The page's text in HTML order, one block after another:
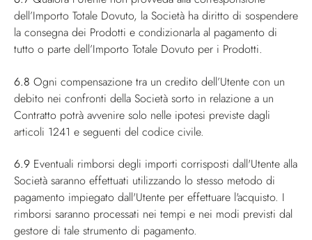
dell’Importo Totale Dovuto, la Società ha diritto di sospendere
la consegna dei Prodotti e condizionarla al pagamento di
tutto o parte dell’Importo Totale Dovuto per i Prodotti.
6.8 Ogni compensazione tra un credito dell’Utente con un
debito nei confronti della Società sorto in relazione a un
Contratto potrà avvenire solo nelle ipotesi previste dagli
articoli 1241 e seguenti del codice civile.
6.9 Eventuali rimborsi degli importi corrisposti dall'Utente alla
Società saranno effettuati utilizzando lo stesso metodo di
pagamento impiegato dall'Utente per effettuare l'acquisto. I
rimborsi saranno processati nei tempi e nei modi previsti dal
gestore di tale strumento di pagamento.